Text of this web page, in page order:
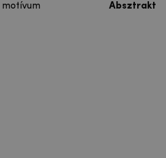
motívum
Absztrakt